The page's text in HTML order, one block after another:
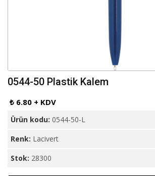
0544-50 Plastik Kalem
₺ 6.80 + KDV
Ürün kodu: 0544-50-L
Renk: Lacivert
Stok: 28300